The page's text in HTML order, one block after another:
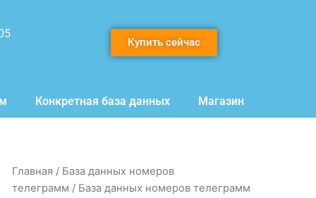
Купить сейчас
Конкретная база данных Магазин
Главная / База данных номеров
телеграмм / База данных номеров телеграмм
Количество